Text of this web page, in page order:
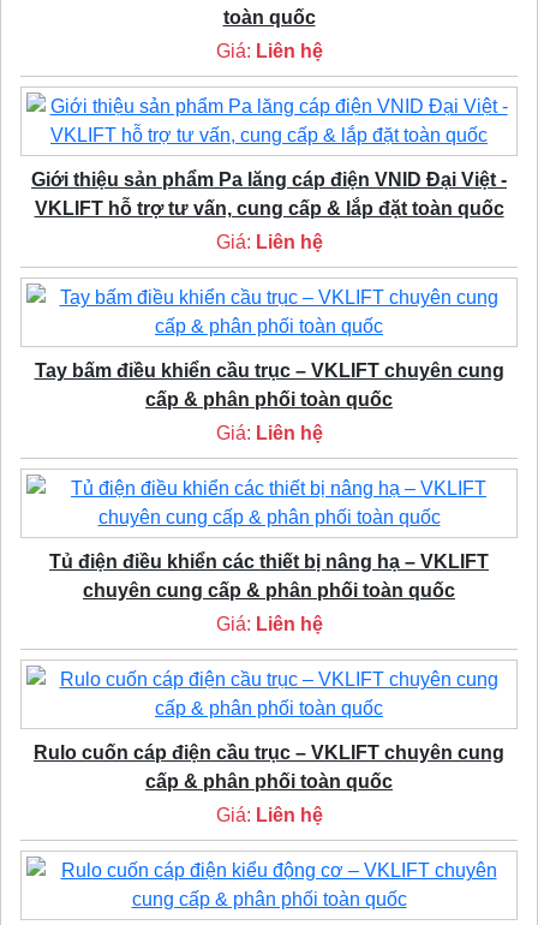
toàn quốc
Giá: Liên hệ
Giới thiệu sản phẩm Pa lăng cáp điện VNID Đại Việt -
VKLIFT hỗ trợ tư vấn, cung cấp & lắp đặt toàn quốc
Giá: Liên hệ
Tay bấm điều khiển cầu trục – VKLIFT chuyên cung
cấp & phân phối toàn quốc
Giá: Liên hệ
Tủ điện điều khiển các thiết bị nâng hạ – VKLIFT
chuyên cung cấp & phân phối toàn quốc
Giá: Liên hệ
Rulo cuốn cáp điện cầu trục – VKLIFT chuyên cung
cấp & phân phối toàn quốc
Giá: Liên hệ